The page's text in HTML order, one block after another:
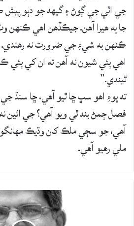
جي اٽي جي ڳوڻ ۽ گيهه جو دٻو پيش
جا ٻه هيرا آهن. جيڪڏهن اهي ڪنهن
ڪنهن به شيءِ جي ضرورت نه
اهي ٻئي شيون نه آهن ته ان کي ٻئي
ٿيندي.”
ته پوءِ اهو سڀ ڇا ٿيو آهي، ڇا
فصل ڄمڻ بند ٿي ويو آهي؟ جي ائين
ملي رهيو آهي.